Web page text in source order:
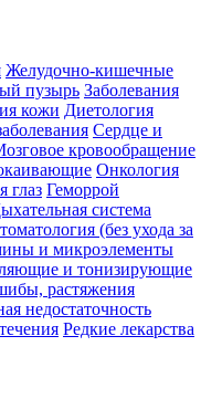
Желудочно-кишечные
пузырь Заболевания
кожи Диетология
Сердце и
кровообращение
Онкология
глаз Геморрой
система
(без ухода за
и микроэлементы
и тонизирующие
растяжения
недостаточность
Редкие лекарства